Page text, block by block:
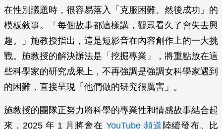
在性別議題時，很容易落入「克服困難、然後成功」的
模板敘事。「每個故事都這樣講，觀眾看久了會失去興
趣。」施教授指出，這是短影音在內容創作上的一大挑
戰。施教授的解決辦法是「挖掘專業」，將重點放在這
些科學家的研究成果上，不再強調是強調女科學家遇到
的困難，直接呈現「他們做的研究很厲害」。
施教授的團隊正努力將科學的專業性和情感故事結合起
來，2025 年 1 月將會在 YouTube 頻道 陸續發布。比